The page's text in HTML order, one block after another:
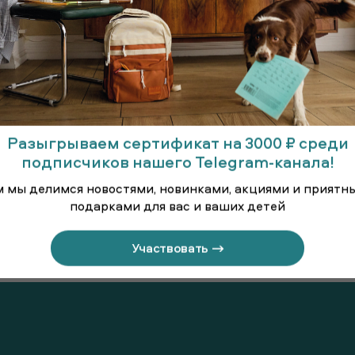
Брюки (размеры +)
Разыгрываем сертификат на 3000 ₽ среди
подписчиков нашего Telegram-канала!
мы делимся новостями, новинками, акциями и
подарками для вас и ваших детей
Участвовать →